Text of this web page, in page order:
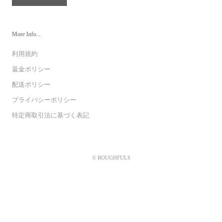
More Info...
利用規約
返金ポリシー
配送ポリシー
プライバシーポリシー
特定商取引法に基づく表記
© ROUGHFULS